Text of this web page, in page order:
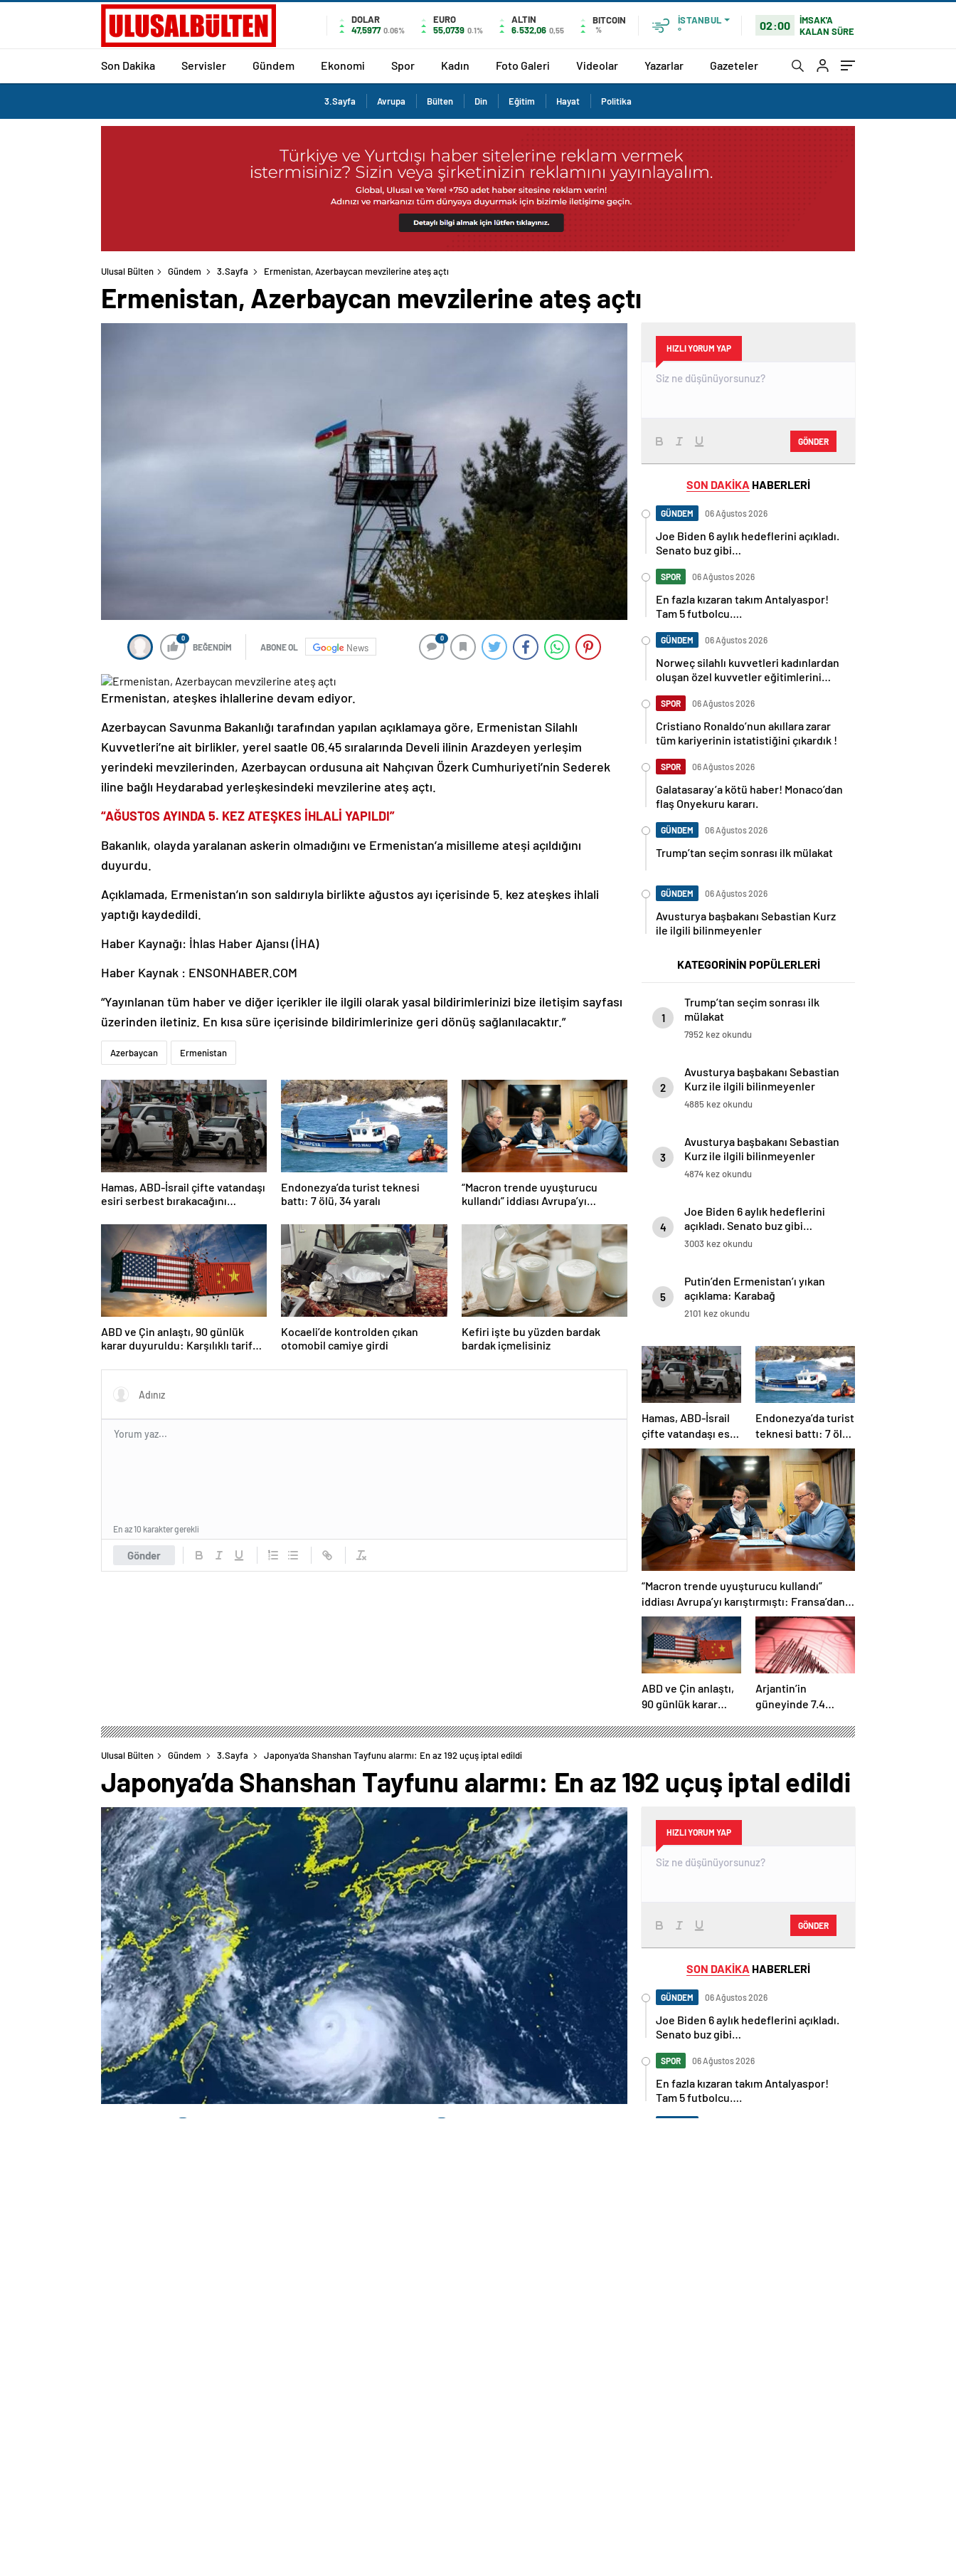
DOLAR
47,5977 0.06%
EURO
55,0739 0.1%
ALTIN
6.532,06 0,55
BITCOIN
%
İSTANBUL
°
02:00
İMSAK'A
KALAN SÜRE
Son Dakika Servisler Gündem Ekonomi Spor Kadın Foto Galeri Videolar Yazarlar Gazeteler
3.Sayfa Avrupa Bülten Din Eğitim Hayat Politika
Ulusal Bülten Gündem 3.Sayfa Ermenistan, Azerbaycan mevzilerine ateş açtı
Ermenistan, Azerbaycan mevzilerine ateş açtı
0
BEĞENDİM ABONE OL News
0
Ermenistan, ateşkes ihlallerine devam ediyor.
Azerbaycan Savunma Bakanlığı tarafından yapılan açıklamaya göre, Ermenistan Silahlı
Kuvvetleri’ne ait birlikler, yerel saatle 06.45 sıralarında Develi ilinin Arazdeyen yerleşim
yerindeki mevzilerinden, Azerbaycan ordusuna ait Nahçıvan Özerk Cumhuriyeti’nin Sederek
iline bağlı Heydarabad yerleşkesindeki mevzilerine ateş açtı.
“AĞUSTOS AYINDA 5. KEZ ATEŞKES İHLALİ YAPILDI”
Bakanlık, olayda yaralanan askerin olmadığını ve Ermenistan’a misilleme ateşi açıldığını
duyurdu.
Açıklamada, Ermenistan’ın son saldırıyla birlikte ağustos ayı içerisinde 5. kez ateşkes ihlali
yaptığı kaydedildi.
Haber Kaynağı: İhlas Haber Ajansı (İHA)
Haber Kaynak : ENSONHABER.COM
“Yayınlanan tüm haber ve diğer içerikler ile ilgili olarak yasal bildirimlerinizi bize iletişim sayfası
üzerinden iletiniz. En kısa süre içerisinde bildirimlerinize geri dönüş sağlanılacaktır.”
Azerbaycan Ermenistan
Hamas, ABD-İsrail çifte vatandaşı
esiri serbest bırakacağını
Endonezya’da turist teknesi
battı: 7 ölü, 34 yaralı
“Macron trende uyuşturucu
kullandı” iddiası Avrupa’yı
“peçeteli” yalanlama geldi!
ABD ve Çin anlaştı, 90 günlük
karar duyuruldu: Karşılıklı tarife
Kocaeli’de kontrolden çıkan
otomobil camiye girdi
Kefiri işte bu yüzden bardak
bardak içmelisiniz
Gönder
En az 10 karakter gerekli
HIZLI YORUM YAP
GÖNDER
SON DAKİKA HABERLERİ
GÜNDEM 06 Ağustos 2026
Joe Biden 6 aylık hedeflerini açıkladı.
Senato buz gibi…
SPOR 06 Ağustos 2026
En fazla kızaran takım Antalyaspor!
Tam 5 futbolcu….
GÜNDEM 06 Ağustos 2026
Norweç silahlı kuvvetleri kadınlardan
oluşan özel kuvvetler eğitimlerini
SPOR 06 Ağustos 2026
Cristiano Ronaldo’nun akıllara zarar
tüm kariyerinin istatistiğini çıkardık !
SPOR 06 Ağustos 2026
Galatasaray’a kötü haber! Monaco’dan
flaş Onyekuru kararı.
GÜNDEM 06 Ağustos 2026
Trump’tan seçim sonrası ilk mülakat
GÜNDEM 06 Ağustos 2026
Avusturya başbakanı Sebastian Kurz
ile ilgili bilinmeyenler
KATEGORİNİN POPÜLERLERİ
1
Trump’tan seçim sonrası ilk
mülakat
7952 kez okundu
2
Avusturya başbakanı Sebastian
Kurz ile ilgili bilinmeyenler
4885 kez okundu
3
Avusturya başbakanı Sebastian
Kurz ile ilgili bilinmeyenler
4874 kez okundu
4
Joe Biden 6 aylık hedeflerini
açıkladı. Senato buz gibi…
3003 kez okundu
5
Putin’den Ermenistan’ı yıkan
açıklama: Karabağ
Azerbaycan’ın ayrılmaz bir
2101 kez okundu
Hamas, ABD-İsrail
çifte vatandaşı esiri
serbest
bırakacağını
duyurdu
Endonezya’da turist
teknesi battı: 7 ölü,
34 yaralı
“Macron trende uyuşturucu kullandı”
iddiası Avrupa’yı karıştırmıştı: Fransa’dan
“peçeteli” yalanlama geldi!
ABD ve Çin anlaştı,
90 günlük karar
Karşılıklı tarife
Arjantin’in
güneyinde 7.4
deprem
Ulusal Bülten Gündem 3.Sayfa Japonya’da Shanshan Tayfunu alarmı: En az 192 uçuş iptal edildi
Japonya’da Shanshan Tayfunu alarmı: En az 192 uçuş iptal edildi
HIZLI YORUM YAP
GÖNDER
SON DAKİKA HABERLERİ
GÜNDEM 06 Ağustos 2026
Joe Biden 6 aylık hedeflerini açıkladı.
Senato buz gibi…
SPOR 06 Ağustos 2026
En fazla kızaran takım Antalyaspor!
Tam 5 futbolcu….